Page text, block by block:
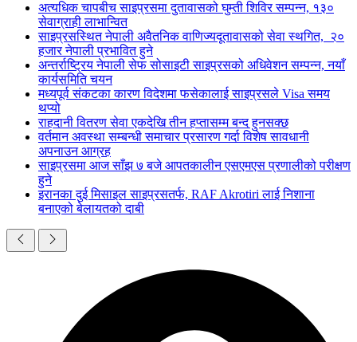
अत्यधिक चापबीच साइप्रसमा दुतावासको घुम्ती शिविर सम्पन्न, १३०
सेवाग्राही लाभान्वित
साइप्रसस्थित नेपाली अवैतनिक वाणिज्यदूतावासको सेवा स्थगित, २०
हजार नेपाली प्रभावित हुने
अन्तर्राष्ट्रिय नेपाली सेफ सोसाइटी साइप्रसको अधिवेशन सम्पन्न, नयाँ
कार्यसमिति चयन
मध्यपूर्व संकटका कारण विदेशमा फसेकालाई साइप्रसले Visa समय
थप्यो
राहदानी वितरण सेवा एकदेखि तीन हप्तासम्म बन्द हुनसक्छ
वर्तमान अवस्था सम्बन्धी समाचार प्रसारण गर्दा विशेष सावधानी
अपनाउन आग्रह
साइप्रसमा आज साँझ ७ बजे आपतकालीन एसएमएस प्रणालीको परीक्षण
हुने
इरानका दुई मिसाइल साइप्रसतर्फ, RAF Akrotiri लाई निशाना
बनाएको बेलायतको दाबी